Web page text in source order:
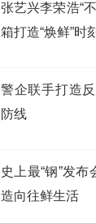
张艺兴李荣浩“
箱打造“焕鲜”时刻
警企联手打造
防线
史上最“钢”发
造向往鲜生活